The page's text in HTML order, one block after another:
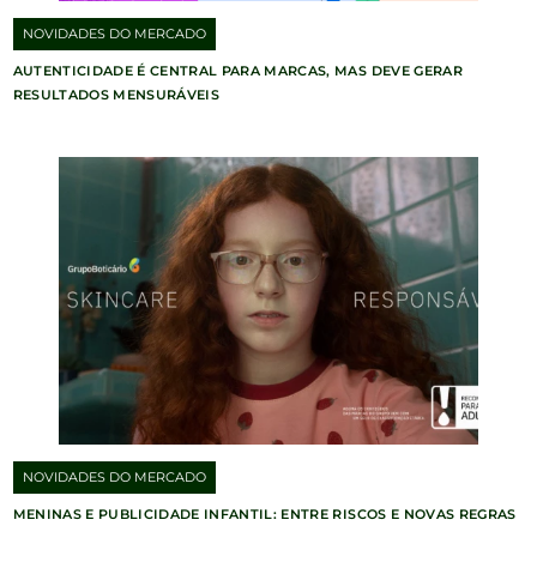
NOVIDADES DO MERCADO
AUTENTICIDADE É CENTRAL PARA MARCAS, MAS DEVE GERAR
RESULTADOS MENSURÁVEIS
NOVIDADES DO MERCADO
MENINAS E PUBLICIDADE INFANTIL: ENTRE RISCOS E NOVAS REGRAS